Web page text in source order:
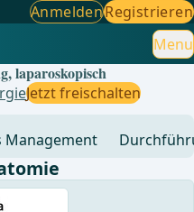
AnmeldenRegistrieren
Menu
laparoskopisch
Jetzt freischalten
Management